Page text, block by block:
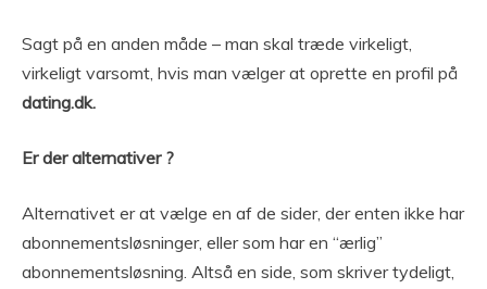
Sagt på en anden måde – man skal træde virkeligt,
virkeligt varsomt, hvis man vælger at oprette en profil på
dating.dk.
Er der alternativer ?
Alternativet er at vælge en af de sider, der enten ikke har
abonnementsløsninger, eller som har en “ærlig”
abonnementsløsning. Altså en side, som skriver tydeligt,